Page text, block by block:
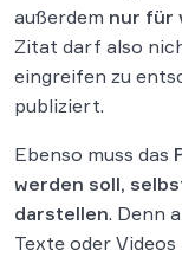
außerdem nur für
Zitat darf also
eingreifen zu
publiziert.
Ebenso muss das
werden soll,
darstellen. Denn
Texte oder